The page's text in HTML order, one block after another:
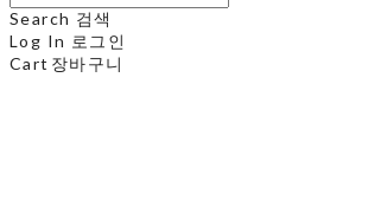
Search 검색
Log In 로그인
Cart 장바구니